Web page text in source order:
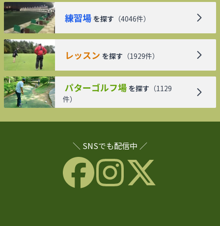
練習場 を探す （4046件）
レッスン を探す （1929件）
パターゴルフ場 を探す （1129
件）
＼ SNSでも配信中 ／